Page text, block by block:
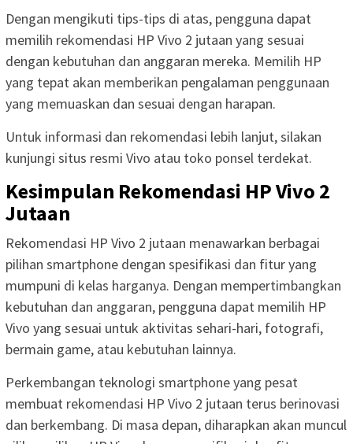
Dengan mengikuti tips-tips di atas, pengguna dapat
memilih rekomendasi HP Vivo 2 jutaan yang sesuai
dengan kebutuhan dan anggaran mereka. Memilih HP
yang tepat akan memberikan pengalaman penggunaan
yang memuaskan dan sesuai dengan harapan.
Untuk informasi dan rekomendasi lebih lanjut, silakan
kunjungi situs resmi Vivo atau toko ponsel terdekat.
Kesimpulan Rekomendasi HP Vivo 2
Jutaan
Rekomendasi HP Vivo 2 jutaan menawarkan berbagai
pilihan smartphone dengan spesifikasi dan fitur yang
mumpuni di kelas harganya. Dengan mempertimbangkan
kebutuhan dan anggaran, pengguna dapat memilih HP
Vivo yang sesuai untuk aktivitas sehari-hari, fotografi,
bermain game, atau kebutuhan lainnya.
Perkembangan teknologi smartphone yang pesat
membuat rekomendasi HP Vivo 2 jutaan terus berinovasi
dan berkembang. Di masa depan, diharapkan akan muncul